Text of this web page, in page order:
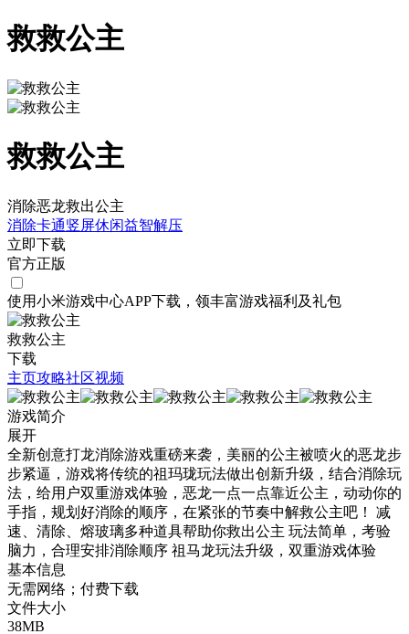
救救公主
救救公主
消除恶龙救出公主
消除卡通竖屏休闲益智解压
立即下载
官方正版
使用小米游戏中心APP下载 ，领丰富游戏福利 及礼包
救救公主
下载
主页攻略社区视频
游戏简介
展开
全新创意打龙消除游戏重磅来袭，美丽的公主被喷火的恶龙步
步紧逼，游戏将传统的祖玛珑玩法做出创新升级，结合消除玩
法，给用户双重游戏体验，恶龙一点一点靠近公主，动动你的
手指，规划好消除的顺序，在紧张的节奏中解救公主吧！ 减
速、清除、熔玻璃多种道具帮助你救出公主 玩法简单，考验
脑力，合理安排消除顺序 祖马龙玩法升级，双重游戏体验
基本信息
无需网络；付费下载
文件大小
38MB